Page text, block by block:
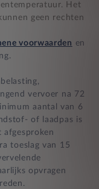
Het
geen rechten
voorwaarden en
vervoer na 72
aantal van 6
of laadpas is
afgesproken
toeslag van 15
opvragen